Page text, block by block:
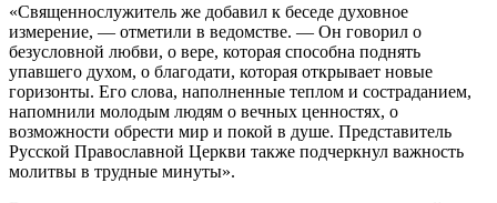
«Священнослужитель же добавил к беседе духовное
измерение, — отметили в ведомстве. — Он говорил о
безусловной любви, о вере, которая способна поднять
упавшего духом, о благодати, которая открывает новые
горизонты. Его слова, наполненные теплом и состраданием,
напомнили молодым людям о вечных ценностях, о
возможности обрести мир и покой в душе. Представитель
Русской Православной Церкви также подчеркнул важность
молитвы в трудные минуты».